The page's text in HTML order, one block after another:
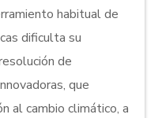
habitual de
dificulta su
de
que
al cambio climático, a